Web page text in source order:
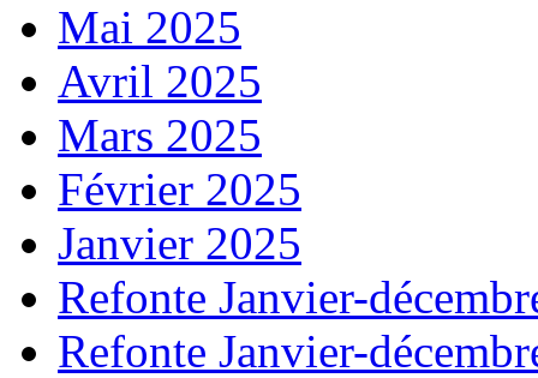
Mai 2025
Avril 2025
Mars 2025
Février 2025
Janvier 2025
Refonte Janvier-
Refonte Janvier-